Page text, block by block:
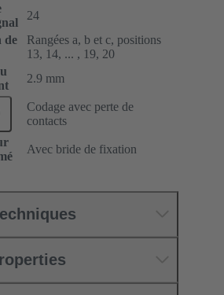
24
de
Rangées a, b et c, positions
13, 14, ... , 19, 20
2.9 mm
Codage avec perte de
contacts
Avec bride de fixation